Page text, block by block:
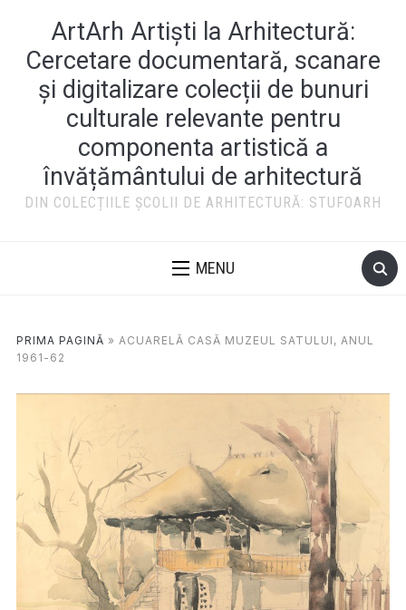
ArtArh Artiști la Arhitectură:
Cercetare documentară, scanare
și digitalizare colecții de bunuri
culturale relevante pentru
componenta artistică a
învățământului de arhitectură
DIN COLECȚIILE ȘCOLII DE ARHITECTURĂ: STUFOARH
MENU
PRIMA PAGINĂ » ACUARELĂ CASĂ MUZEUL SATULUI, ANUL
1961-62